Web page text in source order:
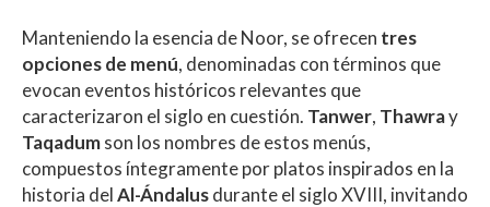
Manteniendo la esencia de Noor, se ofrecen tres
opciones de menú, denominadas con términos que
evocan eventos históricos relevantes que
caracterizaron el siglo en cuestión. Tanwer, Thawray
Taqadumson los nombres de estos menús,
compuestos íntegramente por platos inspirados en la
historia delAl-Ándalusdurante el siglo XVIII, invitando